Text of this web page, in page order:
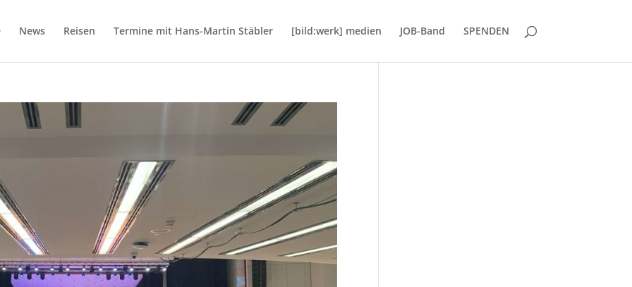
News Reisen Termine mit Hans-Martin Stäbler [bild:werk] medien JOB-Band SPENDEN